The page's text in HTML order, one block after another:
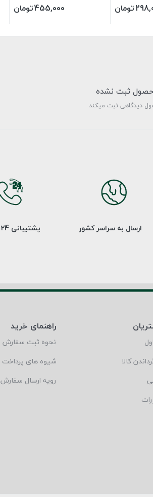
تومان 455,000تومان
ثبت نشده
دیدگاهی ثبت میکند
ارسال به سراسر کشور پشتیبانی 24 ساعته
کالا
راهنمای خرید
نحوه ثبت سفارش
شیوه های پرداخت
رویه ارسال سفارش